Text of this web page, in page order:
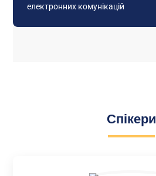
електронних комунікацій
Спікери